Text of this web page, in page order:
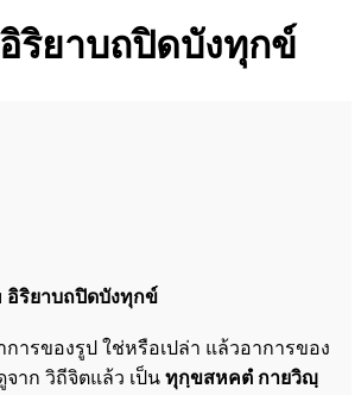
ริยาบถปิดบังทุกข์
อิริยาบถปิดบังทุกข์
การของรูป ใช่หรือเปล่า แล้วอาการของ
จาก วิถีจิตแล้ว เป็น ทุกฺขสหคตํ กายวิญฺ